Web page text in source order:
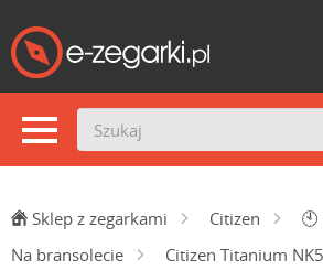
Sklep z zegarkami Citizen 🕙
Na bransolecie
Citizen Titanium